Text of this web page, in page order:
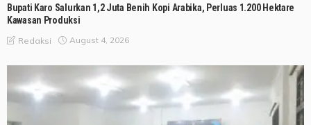
Bupati Karo Salurkan 1,2 Juta Benih Kopi Arabika, Perluas 1.200 Hektare
Kawasan Produksi
Redaksi August 4, 2026